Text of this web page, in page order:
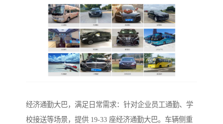
经济通勤大巴，满足日常需求：针对企业员工通勤、学
校接送等场景，提供 19-33 座经济通勤大巴。车辆侧重